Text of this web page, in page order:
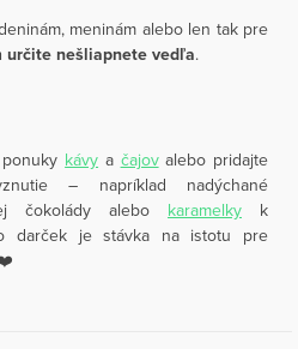
meninám alebo len tak pre
určite nešliapnete vedľa.
kávy a čajovalebo pridajte
– napríklad nadýchané
čokolády alebo karamelky k
darček je stávka na istotu pre